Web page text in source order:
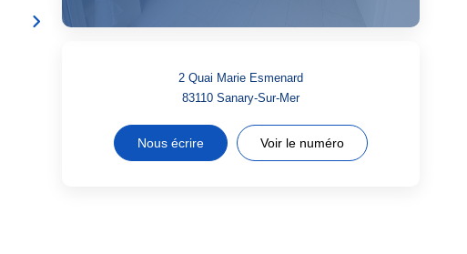
2 Quai Marie Esmenard
83110 Sanary-Sur-Mer
Nous écrire Voir le numéro